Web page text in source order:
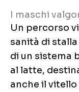
I maschi
Un percorso
sanità di
di un sistema
al latte,
anche il